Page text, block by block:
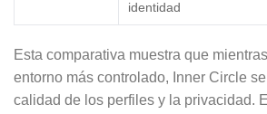
identidad
Esta comparativa muestra que
entorno más controlado, Inner Circle
calidad de los perfiles y la privacidad.